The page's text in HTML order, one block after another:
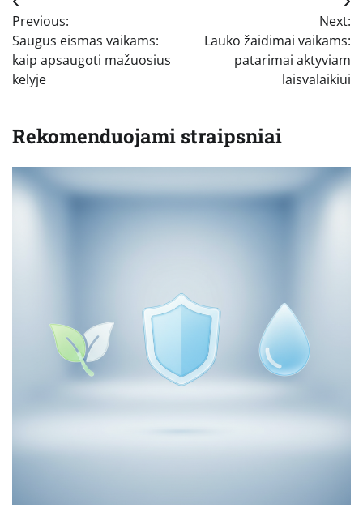
Navigacija
tarp
įrašų
Previous:
Saugus eismas vaikams:
kaip apsaugoti mažuosius
kelyje
Next:
Lauko žaidimai vaikams:
patarimai aktyviam
laisvalaikiui
Rekomenduojami straipsniai